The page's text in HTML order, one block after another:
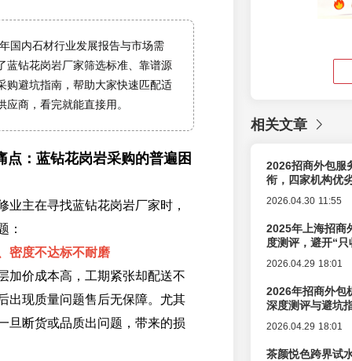
国内石材行业发展报告与市场需
蓝钻花岗岩厂家筛选标准、靠谱源
购避坑指南，帮助大家快速匹配适
应商，看完就能直接用。
点：蓝钻花岗岩采购的普遍困
业主在寻找蓝钻花岗岩厂家时，
：
密度不达标不耐磨
加价成本高，工期紧张却配送不
出现质量问题售后无保障。尤其
旦断货或品质出问题，带来的损
相关文章
2026招商外包服
衔，四家机构优
2026.04.30 11:55
2025年上海招商
度测评，避开“
2026.04.29 18:01
2026年招商外包
深度测评与避坑
2026.04.29 18:01
茶颜悦色跨界试